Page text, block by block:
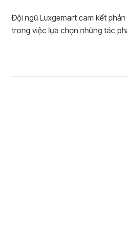
Đội ngũ Luxgemart cam kết
trong việc lựa chọn những tác